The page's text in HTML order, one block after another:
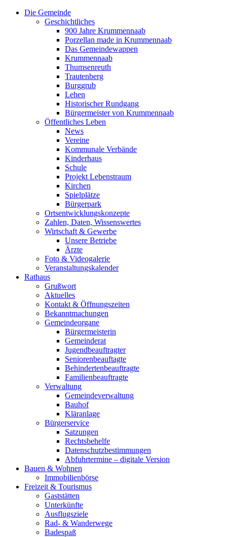
Die Gemeinde
Geschichtliches
900 Jahre Krummennaab
Porzellan made in Krummennaab
Das Gemeindewappen
Krummennaab
Thumsenreuth
Trautenberg
Burggrub
Lehen
Historischer Rundgang
Bürgermeister von Krummennaab
Öffentliches Leben
News
Vereine
Kommunale Verbände
Kinderhaus
Schule
Projekt Lebenstraum
Kirchen
Spielplätze
Bürgerpark
Ortsentwicklungskonzepte
Zahlen, Daten, Wissenswertes
Wirtschaft & Gewerbe
Unsere Betriebe
Ärzte
Foto & Videogalerie
Veranstaltungskalender
Rathaus
Grußwort
Aktuelles
Kontakt & Öffnungszeiten
Bekanntmachungen
Gemeindeorgane
Bürgermeisterin
Gemeinderat
Jugendbeauftragter
Seniorenbeauftagte
Behindertenbeauftragte
Familienbeauftragte
Verwaltung
Gemeindeverwaltung
Bauhof
Kläranlage
Bürgerservice
Satzungen
Rechtsbehelfe
Datenschutzbestimmungen
Abfuhrtermine – digitale Version
Bauen & Wohnen
Immobilienbörse
Freizeit & Tourismus
Gaststätten
Unterkünfte
Ausflugsziele
Rad- & Wanderwege
Badespaß